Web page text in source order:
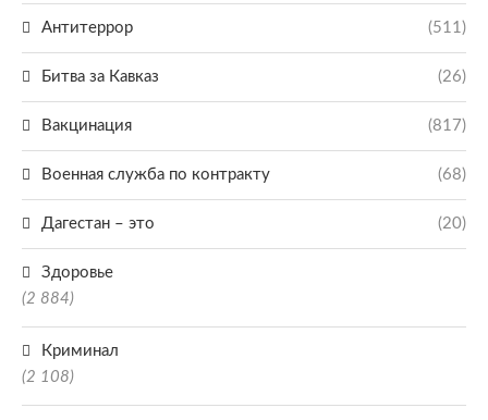
Антитеррор (511)
Битва за Кавказ (26)
Вакцинация (817)
Военная служба по контракту (68)
Дагестан – это (20)
Здоровье
(2 884)
Криминал
(2 108)